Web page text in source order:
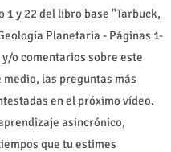
y 22 del libro base "Tarbuck,
Planetaria - Páginas 1-
o comentarios sobre este
las preguntas más
en el próximo vídeo.
asincrónico,
que tu estimes